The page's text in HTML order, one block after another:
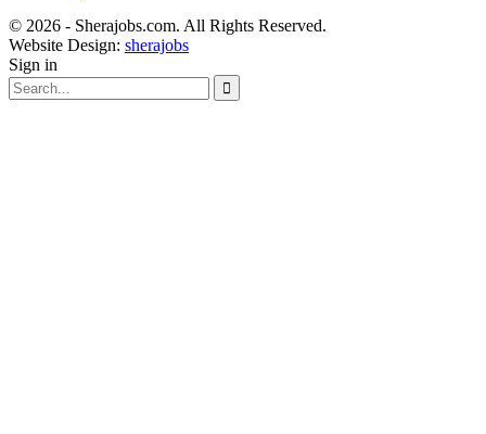
© 2026 - Sherajobs.com. All Rights Reserved.
Website Design: sherajobs
Sign in